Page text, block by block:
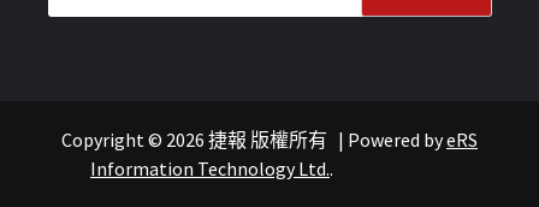
葡語國家經貿
Copyright © 2026 捷報 版權所有 | Powered byeRS
Information Technology Ltd..